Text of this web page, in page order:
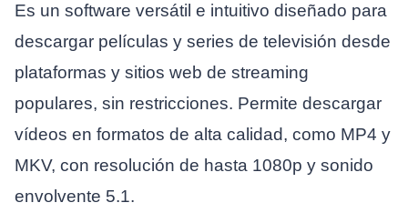
Es un software versátil e intuitivo diseñado para
descargar películas y series de televisión desde
plataformas y sitios web de streaming
populares, sin restricciones. Permite descargar
vídeos en formatos de alta calidad, como MP4 y
MKV, con resolución de hasta 1080p y sonido
envolvente 5.1.